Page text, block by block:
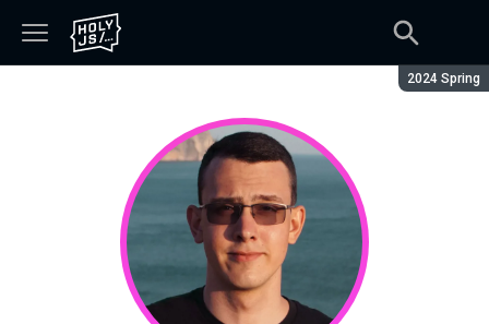
Сезон:
2024 Spring